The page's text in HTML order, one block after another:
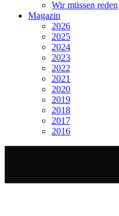
Wir müssen reden
Magazin
2026
2025
2024
2023
2022
2021
2020
2019
2018
2017
2016